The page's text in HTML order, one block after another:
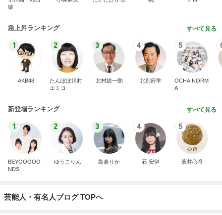
猿
急上昇ランキング すべて見る
1
AKB48
2
たんぽぽ川村
エミコ
3
北村総一朗
4
北別府学
5
OCHA NORM
A
新登場ランキング すべて見る
1
BEYOOOOO
NDS
2
ゆうこりん
3
島倉りか
4
石 安伊
5
蒼井心音
芸能人・有名人ブログ TOPへ